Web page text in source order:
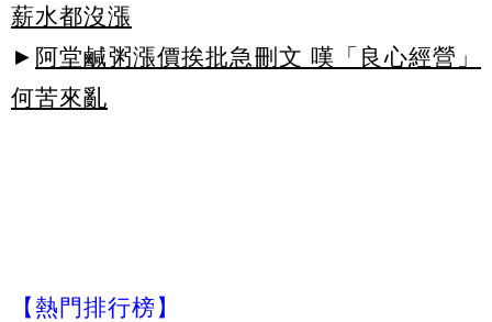
薪水都沒漲
► 阿堂鹹粥漲價挨批急刪文 嘆「良心經營」
何苦來亂
【熱門排行榜】